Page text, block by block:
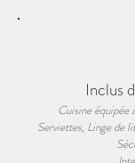
Inclus
Cuisine équipée
Serviettes, Linge de